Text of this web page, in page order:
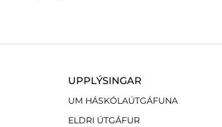
UPPLÝSINGAR
UM HÁSKÓLAÚTGÁFUNA
ELDRI ÚTGÁFUR